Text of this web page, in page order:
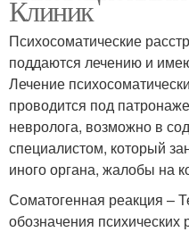
Клиник
Психосоматические
поддаются лечению и
Лечение
проводится под
невролога, возможно в
специалистом, который
иного органа, жалобы на
Соматогенная реакция –
обозначения психических